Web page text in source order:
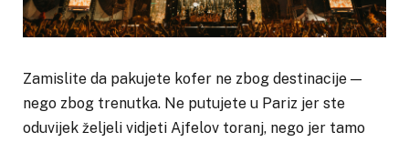
Zamislite da pakujete kofer ne zbog destinacije —
nego zbog trenutka. Ne putujete u Pariz jer ste
oduvijek željeli vidjeti Ajfelov toranj, nego jer tamo